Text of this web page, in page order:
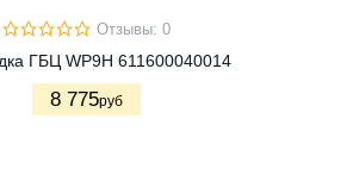
Отзывы: 0
ГБЦ WP9H 611600040014
8 775руб